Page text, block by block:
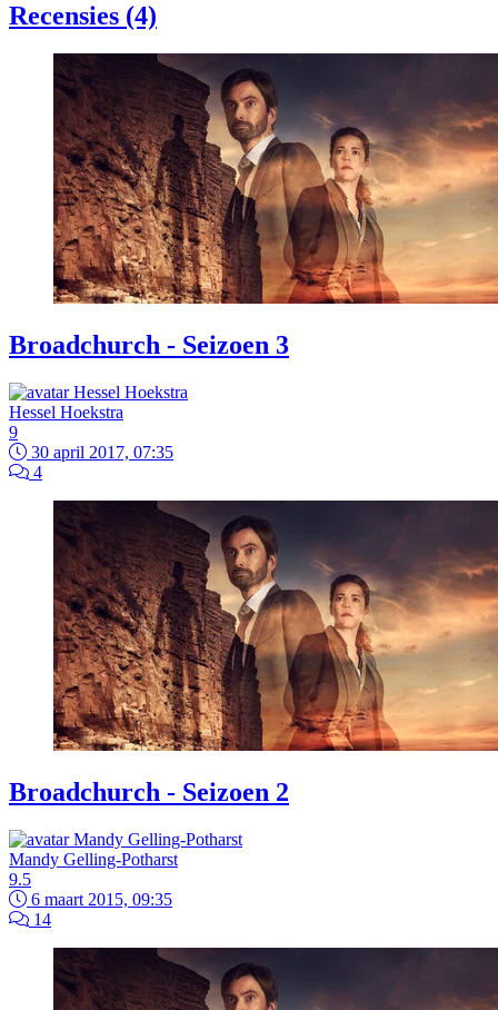
Recensies (4)
Broadchurch - Seizoen 3
Hessel Hoekstra
9
30 april 2017, 07:35
4
Broadchurch - Seizoen 2
Mandy Gelling-Potharst
9.5
6 maart 2015, 09:35
14